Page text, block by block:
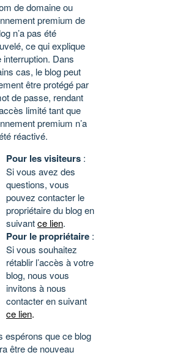
de domaine ou
premium de
n’a pas été
ce qui explique
interruption. Dans
cas, le blog peut
être protégé par
de passe, rendant
limité tant que
premium n’a
réactivé.
Pour les visiteurs :
Si vous avez des
questions, vous
pouvez contacter le
propriétaire du blog en
suivantce lien.
Pour le propriétaire :
Si vous souhaitez
rétablir l’accès à votre
blog, nous vous
invitons à nous
contacter en suivant
ce lien.
espérons que ce blog
être de nouveau